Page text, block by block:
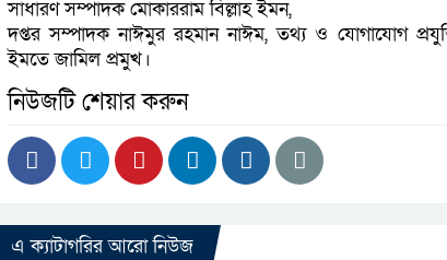
সাধারণ সম্পাদক মোকাররাম বিল্লাহ ইমন,
দপ্তর সম্পাদক নাঈমুর রহমান নাঈম, তথ্য ও যোগাযোগ
ইমতে জামিল প্র‍মুখ।
নিউজটি শেয়ার করুন
এ ক্যাটাগরির আরো নিউজ